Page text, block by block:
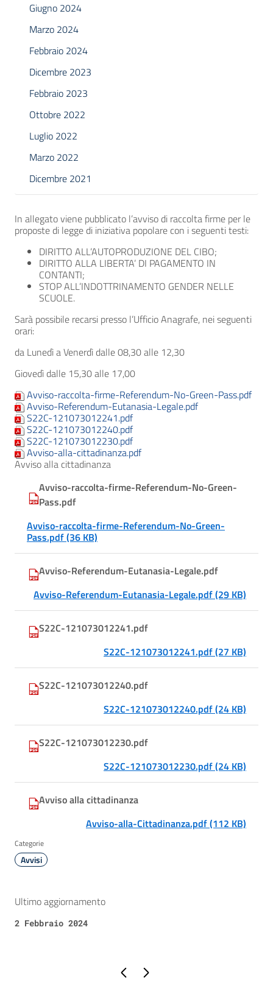
Giugno 2024
Marzo 2024
Febbraio 2024
Dicembre 2023
Febbraio 2023
Ottobre 2022
Luglio 2022
Marzo 2022
Dicembre 2021
In allegato viene pubblicato l’avviso di raccolta firme per le
proposte di legge di iniziativa popolare con i seguenti testi:
DIRITTO ALL’AUTOPRODUZIONE DEL CIBO;
DIRITTO ALLA LIBERTA’ DI PAGAMENTO IN
CONTANTI;
STOP ALL’INDOTTRINAMENTO GENDER NELLE
SCUOLE.
Sarà possibile recarsi presso l’Ufficio Anagrafe, nei seguenti
orari:
da Lunedì a Venerdì dalle 08,30 alle 12,30
Giovedì dalle 15,30 alle 17,00
Avviso-raccolta-firme-Referendum-No-Green-Pass.pdf
Avviso-Referendum-Eutanasia-Legale.pdf
S22C-121073012241.pdf
S22C-121073012240.pdf
S22C-121073012230.pdf
Avviso-alla-cittadinanza.pdf
Avviso alla cittadinanza
Avviso-raccolta-firme-Referendum-No-Green-
Pass.pdf
Avviso-raccolta-firme-Referendum-No-Green-
Pass.pdf (36 KB)
Avviso-Referendum-Eutanasia-Legale.pdf
Avviso-Referendum-Eutanasia-Legale.pdf (29 KB)
S22C-121073012241.pdf
S22C-121073012241.pdf (27 KB)
S22C-121073012240.pdf
S22C-121073012240.pdf (24 KB)
S22C-121073012230.pdf
S22C-121073012230.pdf (24 KB)
Avviso alla cittadinanza
Avviso-alla-Cittadinanza.pdf (112 KB)
Categorie
Avvisi
Ultimo aggiornamento
2 Febbraio 2024
Pagina precedente